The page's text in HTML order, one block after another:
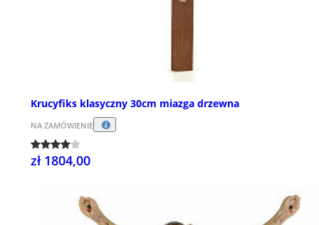
Krucyfiks klasyczny 30cm miazga drzewna
NA ZAMÓWIENIE
zł 1804,00